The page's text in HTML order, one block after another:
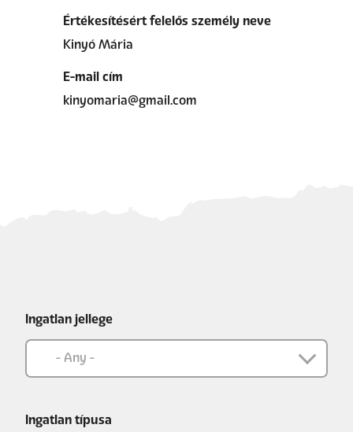
Értékesítésért felelős személy neve
Kinyó Mária
E-mail cím
kinyomaria@gmail.com
Ingatlan jellege
Ingatlan típusa